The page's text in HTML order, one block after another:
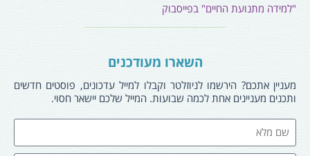
"למידה מתנועת החיים" בפייסבוק
השארו מעודכנים
מעניין אתכם? הירשמו לניוזלטר וקבלו למייל עדכונים, פוסטים חדשים
ותכנים מעניינים אחת לכמה שבועות. המייל שלכם יישאר חסוי.